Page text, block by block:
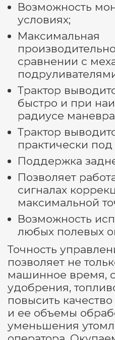
Возможность
условиях;
Максимальная
сравнении с
Трактор
быстро и при
радиусе
Трактор
практически
Поддержка
Позволяет
сигналах
максимальной
Возможность
любых полевых
Точность
позволяет не
машинное время,
удобрения,
повысить
и ее объемы
уменьшения